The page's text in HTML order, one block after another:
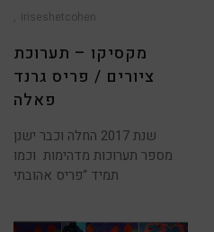
גרנד
פאלה
iriseshetcohen
מקסיקו – תערוכת
ציורים / פריס גרנד
פאלה
שנת 2017 החלה וכבר ישנן
מספר תערוכות מדהימות וכמו
תמיד “פריס אהובתי